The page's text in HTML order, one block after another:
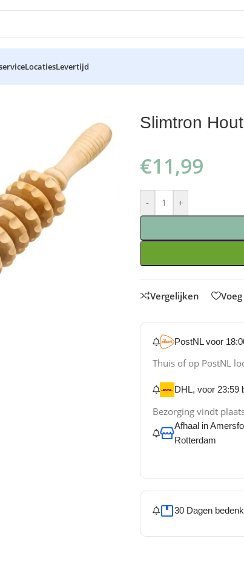
LocatiesLevertijd
Slimtron
€11,99
- +
Vergelijken
PostNL voor
Thuis of op PostNL
DHL, voor 23:59
Bezorging vindt
Afhaal in
Rotterdam
30 Dagen